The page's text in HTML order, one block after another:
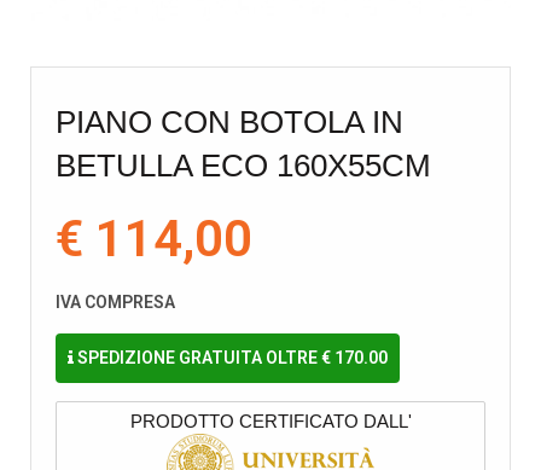
PIANO CON BOTOLA IN
BETULLA ECO 160X55CM
€ 114,00
IVA COMPRESA
SPEDIZIONE GRATUITA OLTRE € 170.00
PRODOTTO CERTIFICATO DALL'